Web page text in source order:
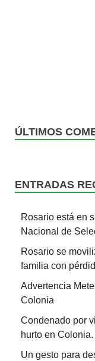
ÚLTIMOS
ENTRADAS
Rosario está en
Nacional de
Rosario se
familia con
Advertencia
Colonia
Condenado por
hurto en Colonia.
Un gesto para